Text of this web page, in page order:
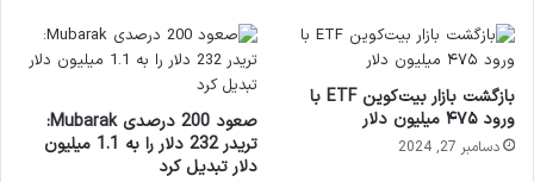
بازگشت بازار بیت‌کوین ETF با
ورود ۴۷۵ میلیون دلار
دسامبر 27, 2024
صعود 200 درصدی Mubarak:
تریدر 232 دلار را به 1.1 میلیون
دلار تبدیل کرد